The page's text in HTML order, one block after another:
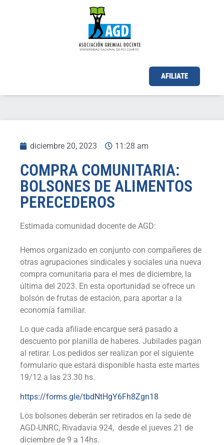
AFILIATE
diciembre 20, 2023 11:28 am
COMPRA COMUNITARIA:
BOLSONES DE ALIMENTOS
PERECEDEROS
Estimada comunidad docente de AGD:
Hemos organizado en conjunto con compañeres de
otras agrupaciones sindicales y sociales una nueva
compra comunitaria para el mes de diciembre, la
última del 2023. En esta oportunidad se ofrece un
bolsón de frutas de estación, para aportar a la
economía familiar.
Lo que cada afiliade encargue será pasado a
descuento por planilla de haberes. Jubilades pagan
al retirar. Los pedidos ser realizan por el siguiente
formulario que estará disponible hasta este martes
19/12 a las 23.30 hs.
https://forms.gle/tbdNtHgY6Fh8Zgn18
Los bolsones deberán ser retirados en la sede de
AGD-UNRC, Rivadavia 924, desde el jueves 21 de
diciembre de 9 a 14hs.